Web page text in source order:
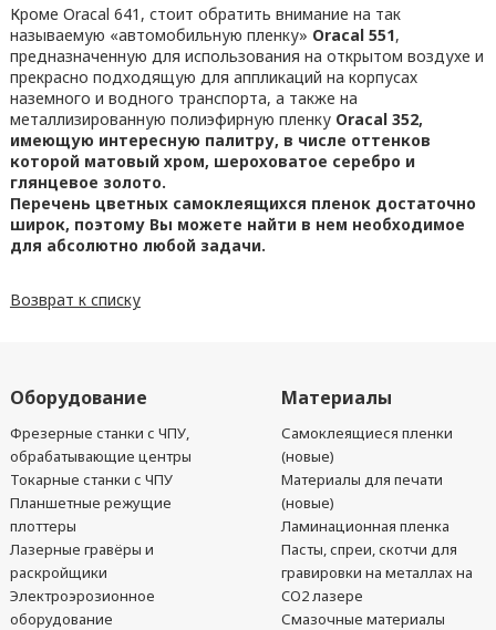
Кроме Oracal 641, стоит обратить внимание на так
называемую «автомобильную пленку» Oracal 551,
предназначенную для использования на открытом воздухе и
прекрасно подходящую для аппликаций на корпусах
наземного и водного транспорта, а также на
металлизированную полиэфирную пленку Oracal352,
имеющую интересную палитру, в числе оттенков
которой матовый хром, шероховатое серебро и
глянцевое золото.
Перечень цветных самоклеящихся пленок достаточно
широк, поэтому Вы можете найти в нем необходимое
для абсолютно любой задачи.
Возврат к списку
Оборудование
Фрезерные станки с ЧПУ,
обрабатывающие центры
Токарные станки с ЧПУ
Планшетные режущие
плоттеры
Лазерные гравёры и
раскройщики
Электроэрозионное
оборудование
Материалы
Самоклеящиеся пленки
(новые)
Материалы для печати
(новые)
Ламинационная пленка
Пасты, спреи, скотчи для
гравировки на металлах на
CO2 лазере
Смазочные материалы